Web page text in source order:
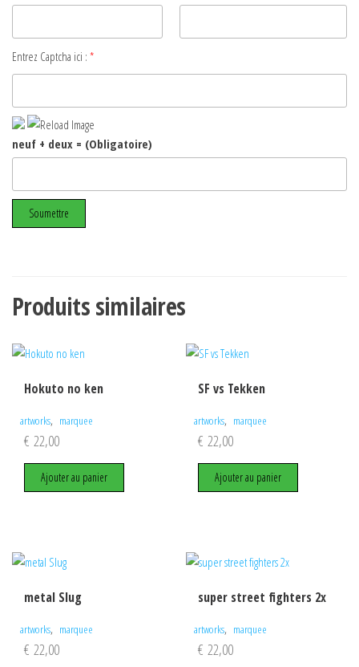
Entrez Captcha ici : *
neuf + deux = (Obligatoire)
Produits similaires
Hokuto no ken
artworks, marquee
€ 22,00
Ajouter au panier
SF vs Tekken
artworks, marquee
€ 22,00
Ajouter au panier
metal Slug
artworks, marquee
€ 22,00
super street fighters 2x
artworks, marquee
€ 22,00